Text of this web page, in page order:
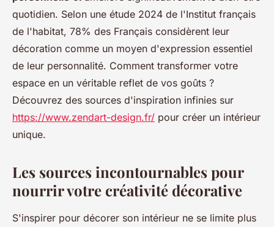
quotidien. Selon une étude 2024 de l'Institut français
de l'habitat, 78% des Français considèrent leur
décoration comme un moyen d'expression essentiel
de leur personnalité. Comment transformer votre
espace en un véritable reflet de vos goûts ?
Découvrez des sources d'inspiration infinies sur
https://www.zendart-design.fr/ pour créer un intérieur
unique.
Les sources incontournables pour
nourrir votre créativité décorative
S'inspirer pour décorer son intérieur ne se limite plus